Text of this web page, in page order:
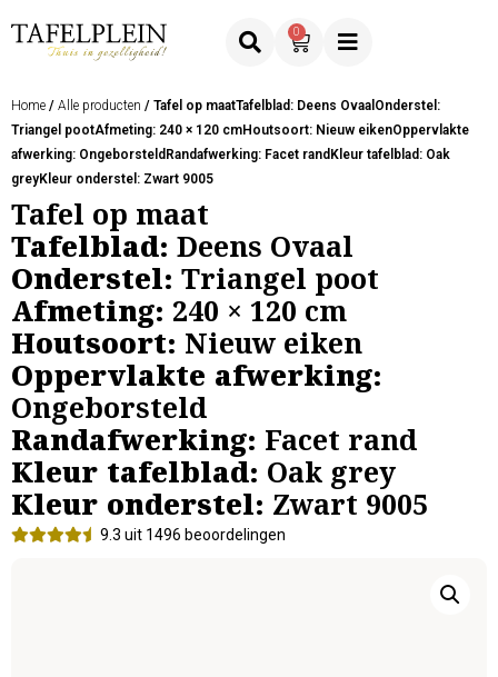
0
Home / Alle producten / Tafel op maatTafelblad: Deens OvaalOnderstel:
Triangel pootAfmeting: 240 × 120 cmHoutsoort: Nieuw eikenOppervlakte
afwerking: OngeborsteldRandafwerking: Facet randKleur tafelblad: Oak
greyKleur onderstel: Zwart 9005
Tafel op maat
Tafelblad: Deens Ovaal
Onderstel: Triangel poot
Afmeting: 240 × 120 cm
Houtsoort: Nieuw eiken
Oppervlakte afwerking:
Ongeborsteld
Randafwerking: Facet rand
Kleur tafelblad: Oak grey
Kleur onderstel: Zwart 9005
9.3 uit 1496 beoordelingen